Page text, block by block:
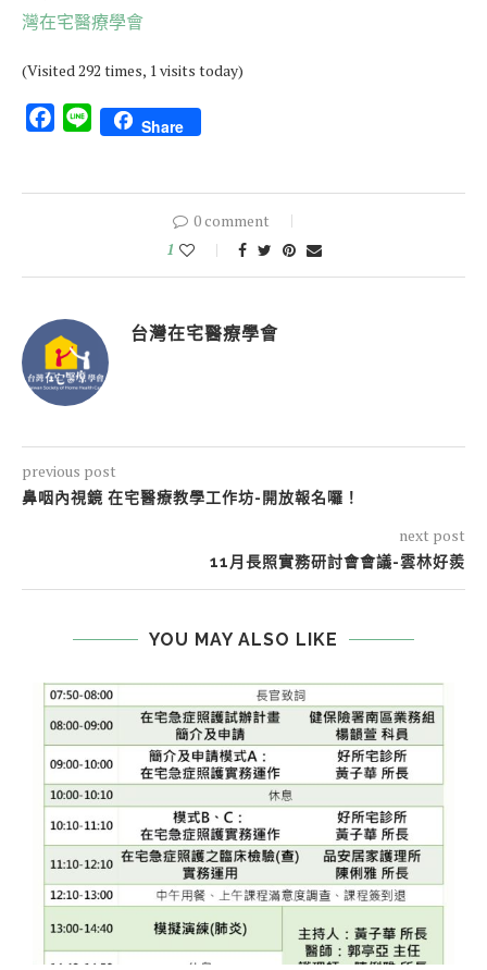
灣在宅醫療學會
(Visited 292 times, 1 visits today)
Facebook
Line Share
0 comment
1
台灣在宅醫療學會
previous post
鼻咽內視鏡 在宅醫療教學工作坊-開放報名囉！
next post
11月長照實務研討會會議-雲林好羨
YOU MAY ALSO LIKE